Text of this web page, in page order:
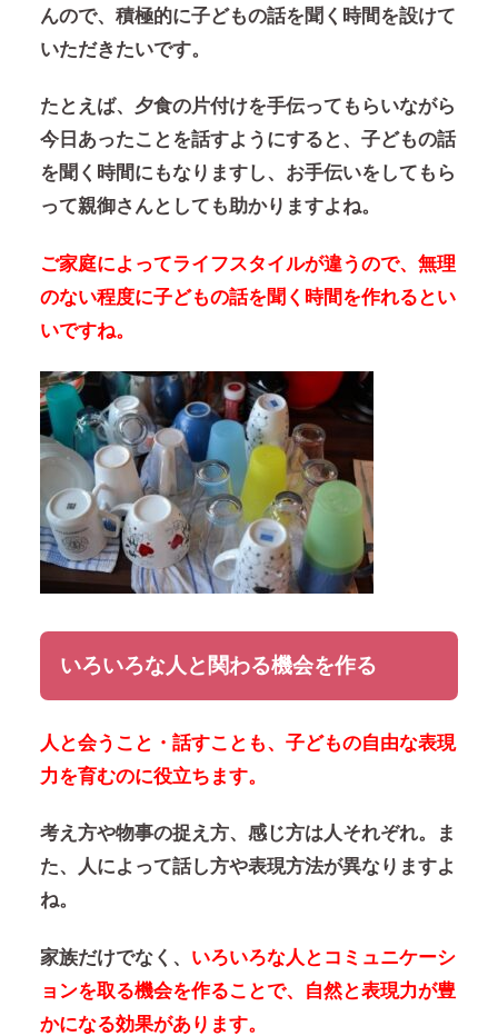
んので、積極的に子どもの話を聞く時間を設けて
いただきたいです。
たとえば、夕食の片付けを手伝ってもらいながら
今日あったことを話すようにすると、子どもの話
を聞く時間にもなりますし、お手伝いをしてもら
って親御さんとしても助かりますよね。
ご家庭によってライフスタイルが違うので、無理
のない程度に子どもの話を聞く時間を作れるとい
いですね。
いろいろな人と関わる機会を作る
人と会うこと・話すことも、子どもの自由な表現
力を育むのに役立ちます。
考え方や物事の捉え方、感じ方は人それぞれ。ま
た、人によって話し方や表現方法が異なりますよ
ね。
家族だけでなく、 いろいろな人とコミュニケーシ
ョンを取る機会を作ることで、自然と表現力が豊
かになる効果があります。